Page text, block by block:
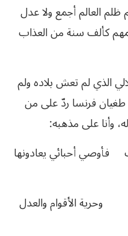
ظلم العالم أجمع ولا عدل
كألف سنة من العذاب
الذي لم تعش بلاده ولم
فرنسا ردّ على من
وأنا على مذهبه:
أحبائي يعادونها
وحرية الأقوام والعدل